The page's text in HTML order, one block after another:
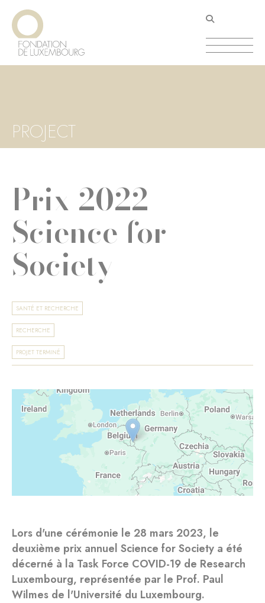
Aller
contenu
principal
PROJECT
Prix 2022
Science for
Society
SANTÉ ET RECHERCHE
RECHERCHE
PROJET TERMINÉ
Lors d'une cérémonie le 28 mars 2023, le
deuxième prix annuel Science for Society a été
décerné à la Task Force COVID-19 de Research
Luxembourg, représentée par le Prof. Paul
Wilmes de l'Université du Luxembourg.
Panneau de gestion des cookies